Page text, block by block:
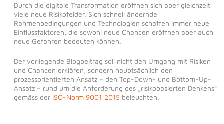
Durch die digitale Transformation eröffnen sich aber gleichzeit
viele neue Risikofelder. Sich schnell ändernde
Rahmenbedingungen und Technologien schaffen immer neue
Einflussfaktoren, die sowohl neue Chancen eröffnen aber auch
neue Gefahren bedeuten können.
Der vorliegende Blogbeitrag soll nicht den Umgang mit Risiken
und Chancen erklären, sondern hauptsächlich den
prozessorientierten Ansatz – den Top-Down- und Bottom-Up-
Ansatz – rund um die Anforderung des „risikobasierten Denkens“
gemäss der ISO-Norm 9001:2015 beleuchten.